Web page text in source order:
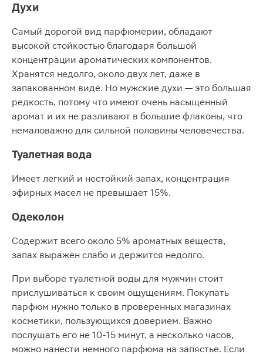
Духи
Самый дорогой вид парфюмерии, обладают
высокой стойкостью благодаря большой
концентрации ароматических компонентов.
Хранятся недолго, около двух лет, даже в
запакованном виде. Но мужские духи — это большая
редкость, потому что имеют очень насыщенный
аромат и их не разливают в большие флаконы, что
немаловажно для сильной половины человечества.
Туалетная вода
Имеет легкий и нестойкий запах, концентрация
эфирных масел не превышает 15%.
Одеколон
Содержит всего около 5% ароматных веществ,
запах выражен слабо и держится недолго.
При выборе туалетной воды для мужчин стоит
прислушиваться к своим ощущениям. Покупать
парфюм нужно только в проверенных магазинах
косметики, пользующихся доверием. Важно
послушать его не 10-15 минут, а несколько часов,
можно нанести немного парфюма на запястье. Если